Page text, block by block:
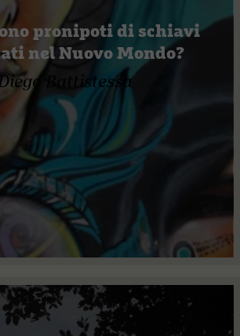
pronipoti di schiavi
nel Nuovo Mondo?
Battistessa